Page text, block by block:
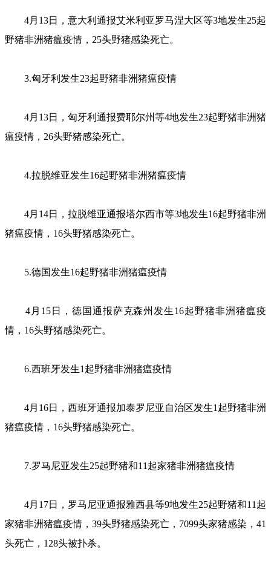
4月13日，意大利通报艾米利亚罗马涅大区等3地发生25起
野猪非洲猪瘟疫情，25头野猪感染死亡。
3.匈牙利发生23起野猪非洲猪瘟疫情
4月13日，匈牙利通报费耶尔州等4地发生23起野猪非洲猪
瘟疫情，26头野猪感染死亡。
4.拉脱维亚发生16起野猪非洲猪瘟疫情
4月14日，拉脱维亚通报塔尔西市等3地发生16起野猪非洲
猪瘟疫情，16头野猪感染死亡。
5.德国发生16起野猪非洲猪瘟疫情
4月15日，德国通报萨克森州发生16起野猪非洲猪瘟疫
情，16头野猪感染死亡。
6.西班牙发生1起野猪非洲猪瘟疫情
4月16日，西班牙通报加泰罗尼亚自治区发生1起野猪非洲
猪瘟疫情，16头野猪感染死亡。
7.罗马尼亚发生25起野猪和11起家猪非洲猪瘟疫情
4月17日，罗马尼亚通报雅西县等9地发生25起野猪和11起
家猪非洲猪瘟疫情，39头野猪感染死亡，7099头家猪感染，41
头死亡，128头被扑杀。